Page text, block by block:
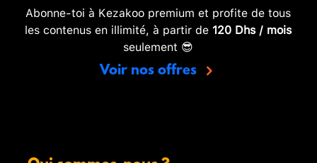
Abonne-toi à Kezakoo premium et profite de tous
les contenus en illimité, à partir de 120 Dhs / mois
seulement 😎
Voir nos offres